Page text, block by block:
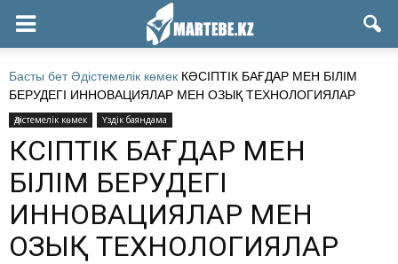
Басты бет Әдістемелік көмек КӘСІПТІК БАҒДАР МЕН БІЛІМ
БЕРУДЕГІ ИННОВАЦИЯЛАР МЕН ОЗЫҚ ТЕХНОЛОГИЯЛАР
Әдістемелік көмек Үздік баяндама
КӘСІПТІК БАҒДАР МЕН
БІЛІМ БЕРУДЕГІ
ИННОВАЦИЯЛАР МЕН
ОЗЫҚ ТЕХНОЛОГИЯЛАР